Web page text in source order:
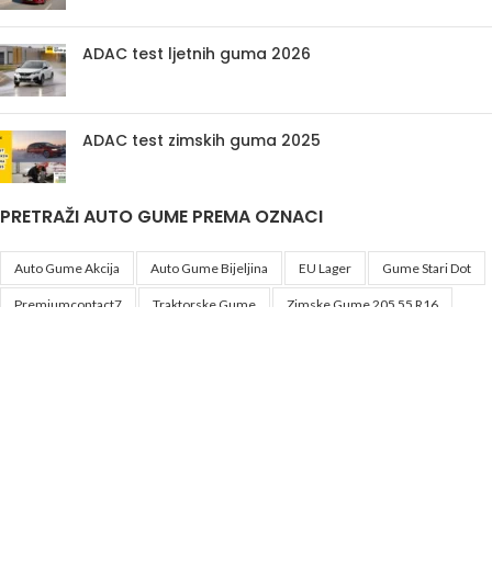
ADAC test ljetnih guma 2026
ADAC test zimskih guma 2025
PRETRAŽI AUTO GUME PREMA OZNACI
Auto Gume Akcija Auto Gume Bijeljina EU Lager Gume Stari Dot
Premiumcontact7 Traktorske Gume Zimske Gume 205 55 R16